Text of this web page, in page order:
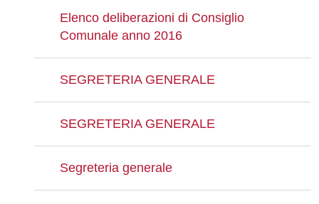
Elenco deliberazioni di Consiglio
Comunale anno 2016
SEGRETERIA GENERALE
SEGRETERIA GENERALE
Segreteria generale